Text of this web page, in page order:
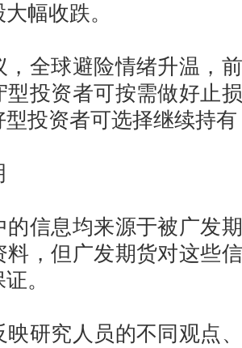
幅收跌。
球避险情绪升温，前
型投资者可按需做好止
型投资者可选择继续持
息均来源于被广发期
料，但广发期货对这些
。
究人员的不同观点、